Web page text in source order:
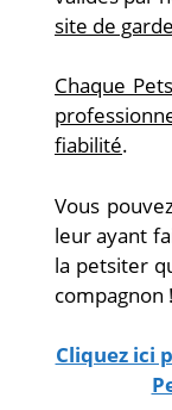
site de
Chaque
fiabilité.
Vous
leur ayant
la petsiter
compagnon !
Cliquez ici